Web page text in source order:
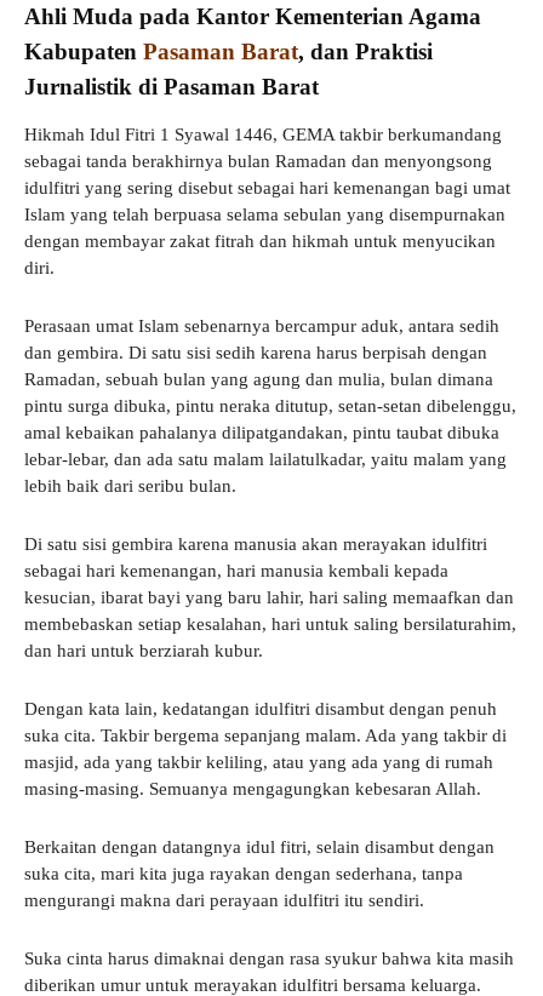
Ahli Muda pada Kantor Kementerian Agama
Kabupaten Pasaman Barat, dan Praktisi
Jurnalistik di Pasaman Barat
Hikmah Idul Fitri 1 Syawal 1446, GEMA takbir berkumandang
sebagai tanda berakhirnya bulan Ramadan dan menyongsong
idulfitri yang sering disebut sebagai hari kemenangan bagi umat
Islam yang telah berpuasa selama sebulan yang disempurnakan
dengan membayar zakat fitrah dan hikmah untuk menyucikan
diri.
Perasaan umat Islam sebenarnya bercampur aduk, antara sedih
dan gembira. Di satu sisi sedih karena harus berpisah dengan
Ramadan, sebuah bulan yang agung dan mulia, bulan dimana
pintu surga dibuka, pintu neraka ditutup, setan-setan dibelenggu,
amal kebaikan pahalanya dilipatgandakan, pintu taubat dibuka
lebar-lebar, dan ada satu malam lailatulkadar, yaitu malam yang
lebih baik dari seribu bulan.
Di satu sisi gembira karena manusia akan merayakan idulfitri
sebagai hari kemenangan, hari manusia kembali kepada
kesucian, ibarat bayi yang baru lahir, hari saling memaafkan dan
membebaskan setiap kesalahan, hari untuk saling bersilaturahim,
dan hari untuk berziarah kubur.
Dengan kata lain, kedatangan idulfitri disambut dengan penuh
suka cita. Takbir bergema sepanjang malam. Ada yang takbir di
masjid, ada yang takbir keliling, atau yang ada yang di rumah
masing-masing. Semuanya mengagungkan kebesaran Allah.
Berkaitan dengan datangnya idul fitri, selain disambut dengan
suka cita, mari kita juga rayakan dengan sederhana, tanpa
mengurangi makna dari perayaan idulfitri itu sendiri.
Suka cinta harus dimaknai dengan rasa syukur bahwa kita masih
diberikan umur untuk merayakan idulfitri bersama keluarga.